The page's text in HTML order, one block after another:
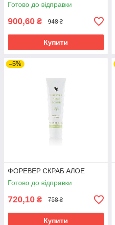
Готово до відправки
900,60 ₴ 948 ₴
Купити
–5%
ФОРЕВЕР СКРАБ АЛОЕ
Готово до відправки
720,10 ₴ 758 ₴
Купити